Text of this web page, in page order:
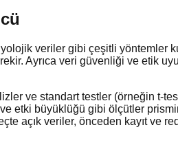
veriler gibi çeşitli yöntemler
Ayrıca veri güvenliği ve etik
ve standart testler (örneğin t-
etki büyüklüğü gibi ölçütler
açık veriler, önceden kayıt ve